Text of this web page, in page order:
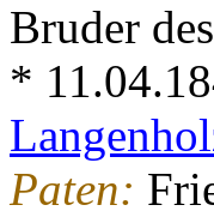
Bruder
*
Paten: